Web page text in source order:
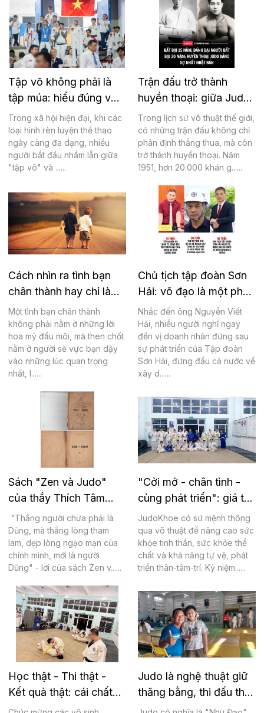
Tập võ không phải là
tập múa: hiểu đúng về
giá trị thực của võ
Trong xã hội hiện đại, khi các
loại hình rèn luyện thể thao
ngày càng đa dạng, nhiều
người bắt đầu nhầm lẫn giữa
"tập võ" và ......
Trận đấu trở thành
huyền thoại: giữa Judo
và BJJ
Trong lịch sử võ thuật thế giới,
có những trận đấu không chỉ
phân định thắng thua, mà còn
trở thành huyền thoại. Năm
1951, hơn 20.000 khán g......
Cách nhìn ra tình bạn
chân thành hay chỉ là
giả dối
Một tình bạn chân thành
không phải nằm ở những lời
hoa mỹ đầu môi, mà then chốt
nằm ở người sẽ vực bạn dậy
vào những lúc quan trọng
nhất, l......
Chủ tịch tập đoàn Sơn
Hải: võ đạo là một phần
của lối sống
Nhắc đến ông Nguyễn Viết
Hải, nhiều người nghĩ ngay
đến vị doanh nhân đứng sau
sự phát triển của Tập đoàn
Sơn Hải, đứng đầu cả nước về
xây d......
Sách "Zen và Judo"
của thầy Thích Tâm
Giác
"Thắng người chưa phải là
Dũng, mà thắng lòng tham
lam, dẹp lòng ngạo mạn của
chính mình, mới là người
Dũng" - lời của sách Zen v......
"Cởi mở - chân tình -
cùng phát triển": giá trị
cốt lõi Judo Khỏe
JudoKhoe có sứ mệnh thông
qua võ thuật để nâng cao sức
khỏe tinh thần, sức khỏe thể
chất và khả năng tự vệ, phát
triển thân-tâm-trí. Kỷ niệm......
Học thật - Thi thật -
Kết quả thật: cái chất
thật tại Judo Khỏe
Judo là nghệ thuật giữ
thăng bằng, thi đấu thể
thao an toàn